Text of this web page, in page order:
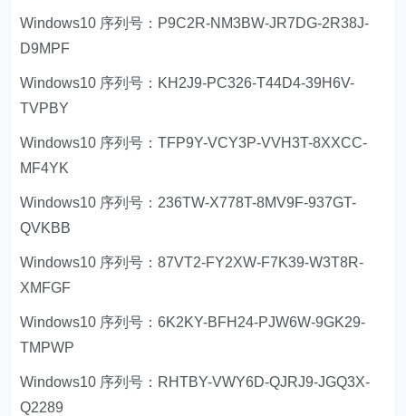
Windows10 序列号：P9C2R-NM3BW-JR7DG-2R38J-
D9MPF
Windows10 序列号：KH2J9-PC326-T44D4-39H6V-
TVPBY
Windows10 序列号：TFP9Y-VCY3P-VVH3T-8XXCC-
MF4YK
Windows10 序列号：236TW-X778T-8MV9F-937GT-
QVKBB
Windows10 序列号：87VT2-FY2XW-F7K39-W3T8R-
XMFGF
Windows10 序列号：6K2KY-BFH24-PJW6W-9GK29-
TMPWP
Windows10 序列号：RHTBY-VWY6D-QJRJ9-JGQ3X-
Q2289